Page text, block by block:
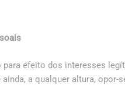
efeito dos interesses
a qualquer altura,